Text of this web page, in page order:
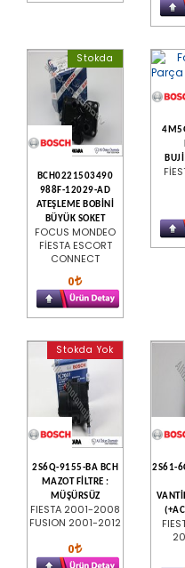
Stokda
BCH0221503490
988F-12029-AD
ATEŞLEME BOBİNİ
BÜYÜK SOKET
FOCUS MONDEO
FİESTA ESCORT
CONNECT
0
Stokda Yok
2S6Q-9155-BA BCH
MAZOT FİLTRE :
MÜŞÜRSÜZ
FIESTA 2001-2008
FUSION 2001-2012
0
2S61-